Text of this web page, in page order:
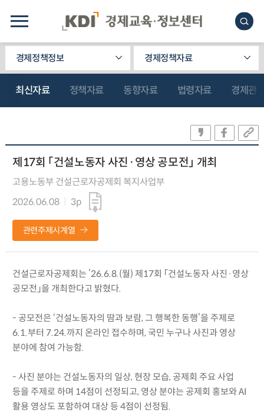
경제정책정보 경제정책자료
최신자료 정책자료 동향자료 법령자료 경제관
제17회 「건설노동자 사진·영상 공모전」 개최
고용노동부 건설근로자공제회 복지사업부
2026.06.08
3p
관련주제시계열
건설근로자공제회는 ’26.6.8.(월) 제17회 「건설노동자 사진·영상
공모전」을 개최한다고 밝혔다.
- 공모전은 ‘건설노동자의 땀과 보람, 그 행복한 동행’을 주제로
6.1.부터 7.24.까지 온라인 접수하며, 국민 누구나 사진과 영상
분야에 참여 가능함.
- 사진 분야는 건설노동자의 일상, 현장 모습, 공제회 주요 사업
등을 주제로 하며 14점이 선정되고, 영상 분야는 공제회 홍보와 AI
활용 영상도 포함하여 대상 등 4점이 선정됨.